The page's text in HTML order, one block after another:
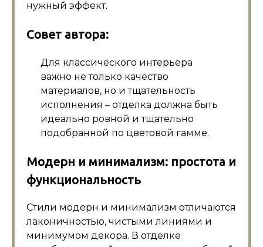
нужный эффект.
Совет автора:
Для классического интерьера
важно не только качество
материалов, но и тщательность
исполнения – отделка должна быть
идеально ровной и тщательно
подобранной по цветовой гамме.
Модерн и минимализм: простота и
функциональность
Стили модерн и минимализм отличаются
лаконичностью, чистыми линиями и
минимумом декора. В отделке